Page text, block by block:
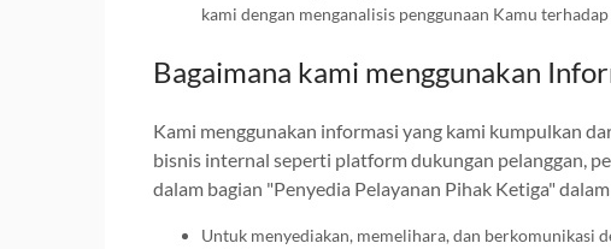
kami dengan menganalisis penggunaan Kamu
Bagaimana kami menggunakan
Kami menggunakan informasi yang kami kumpulkan
bisnis internal seperti platform dukungan pelanggan,
dalam bagian "Penyedia Pelayanan Pihak Ketiga"
Untuk menyediakan, memelihara, dan berkomunikasi